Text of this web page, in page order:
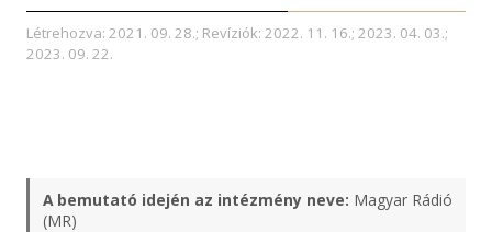
Létrehozva: 2021. 09. 28.; Revíziók: 2022. 11. 16.; 2023. 04. 03.;
2023. 09. 22.
A bemutató idején az intézmény neve: Magyar Rádió
(MR)